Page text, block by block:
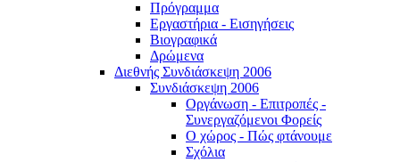
Πρόγραμμα
Εργαστήρια - Εισηγήσεις
Βιογραφικά
Δρώμενα
Διεθνής Συνδιάσκεψη 2006
Συνδιάσκεψη 2006
Οργάνωση - Επιτροπές -
Συνεργαζόμενοι Φορείς
Ο χώρος - Πώς φτάνουμε
Σχόλια